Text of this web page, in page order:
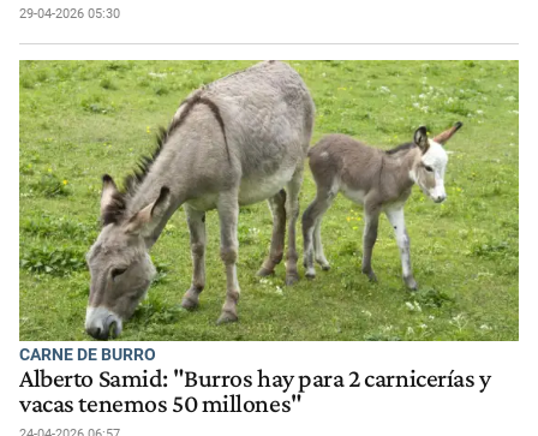
29-04-2026 05:30
CARNE DE BURRO
Alberto Samid: "Burros hay para 2 carnicerías y
vacas tenemos 50 millones"